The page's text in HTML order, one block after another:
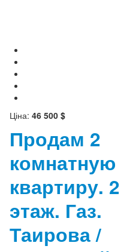
Ціна: 46 500 $
Продам 2
комнатную
квартиру. 2
этаж. Газ.
Таирова /